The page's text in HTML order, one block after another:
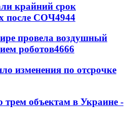
крайний срок
после СОЧ4944
провела воздушный
роботов4666
изменения по отсрочке
трем объектам в Украине -